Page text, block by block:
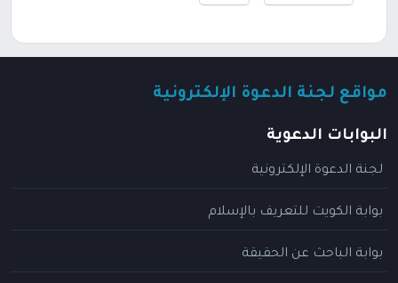
مواقع لجنة الدعوة الإلكترونية
البوابات الدعوية
لجنة الدعوة الإلكترونية
بوابة الكويت للتعريف بالإسلام
بوابة الباحث عن الحقيقة